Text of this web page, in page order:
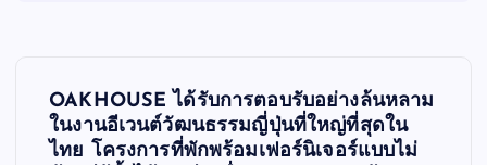
OAKHOUSE ได้รับการตอบรับอย่างล้นหลาม
ในงานอีเวนต์วัฒนธรรมญี่ปุ่นที่ใหญ่ที่สุดใน
ไทย โครงการที่พักพร้อมเฟอร์นิเจอร์แบบไม่